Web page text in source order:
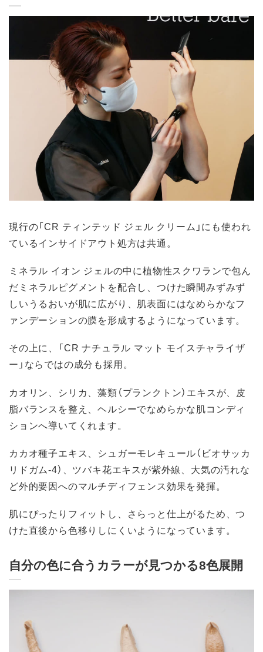
現行の「CR ティンテッド ジェル クリーム」にも使われ
ているインサイドアウト処方は共通。
ミネラル イオン ジェルの中に植物性スクワランで包ん
だミネラルピグメントを配合し、つけた瞬間みずみず
しいうるおいが肌に広がり、肌表面にはなめらかなフ
ァンデーションの膜を形成するようになっています。
その上に、「CR ナチュラル マット モイスチャライザ
ー」ならではの成分も採用。
カオリン、シリカ、藻類（プランクトン）エキスが、皮
脂バランスを整え、ヘルシーでなめらかな肌コンディ
ションへ導いてくれます。
カカオ種子エキス、シュガーモレキュール（ビオサッカ
リドガム-4）、ツバキ花エキスが紫外線、大気の汚れな
ど外的要因へのマルチディフェンス効果を発揮。
肌にぴったりフィットし、さらっと仕上がるため、つ
けた直後から色移りしにくいようになっています。
自分の色に合うカラーが見つかる8色展開